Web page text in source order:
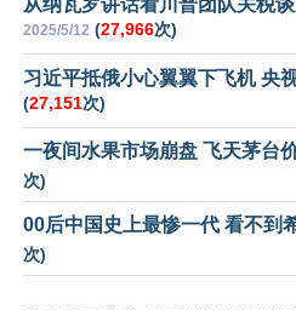
从纳瓦罗讲话看川普团队关税
2025/5/12 (27,966次)
习近平抵俄小心翼翼下飞机 央
(27,151次)
一夜间水果市场崩盘 飞天茅台
次)
00后中国史上最惨一代 看不到
次)